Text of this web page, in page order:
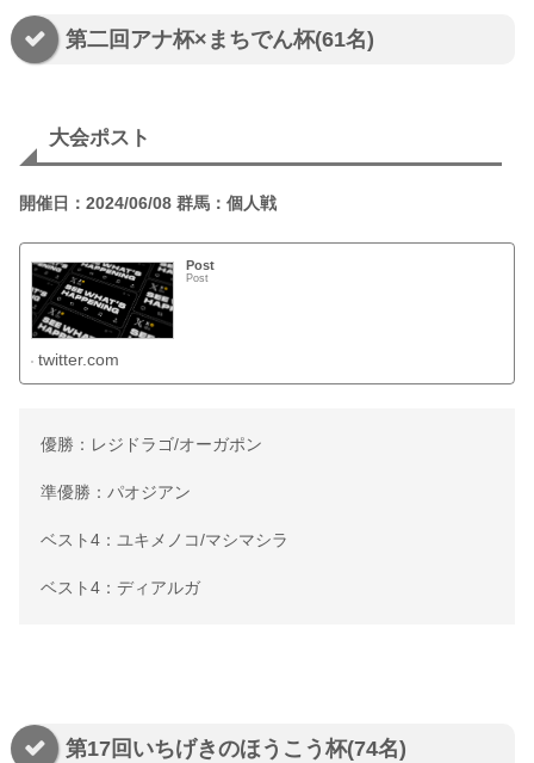
第二回アナ杯×まちでん杯(61名)
大会ポスト
開催日：2024/06/08 群馬：個人戦
Post
Post
twitter.com
優勝：レジドラゴ/オーガポン
準優勝：パオジアン
ベスト4：ユキメノコ/マシマシラ
ベスト4：ディアルガ
第17回いちげきのほうこう杯(74名)